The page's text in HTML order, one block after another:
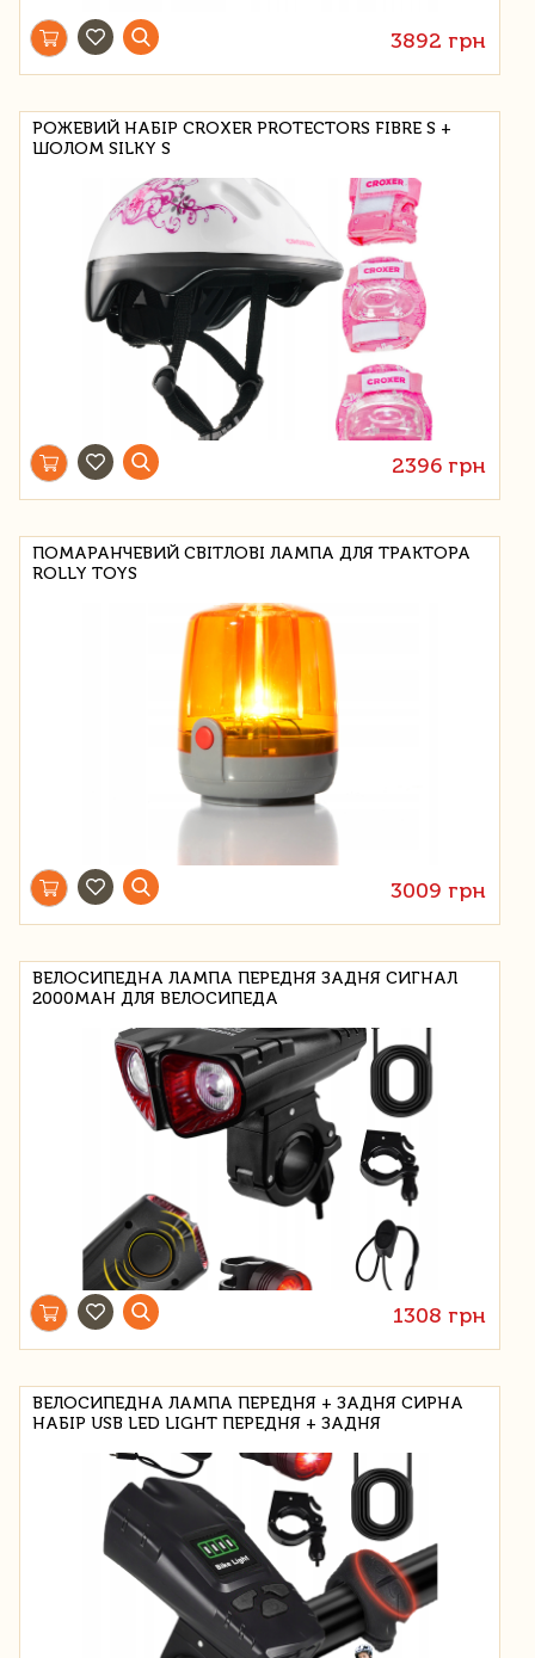
3892 грн
РОЖЕВИЙ НАБІР CROXER PROTECTORS FIBRE S +
ШОЛОМ SILKY S
2396 грн
ПОМАРАНЧЕВИЙ СВІТЛОВІ ЛАМПА ДЛЯ ТРАКТОРА
ROLLY TOYS
3009 грн
ВЕЛОСИПЕДНА ЛАМПА ПЕРЕДНЯ ЗАДНЯ СИГНАЛ
2000MAH ДЛЯ ВЕЛОСИПЕДА
1308 грн
ВЕЛОСИПЕДНА ЛАМПА ПЕРЕДНЯ + ЗАДНЯ СИРНА
НАБІР USB LED LIGHT ПЕРЕДНЯ + ЗАДНЯ